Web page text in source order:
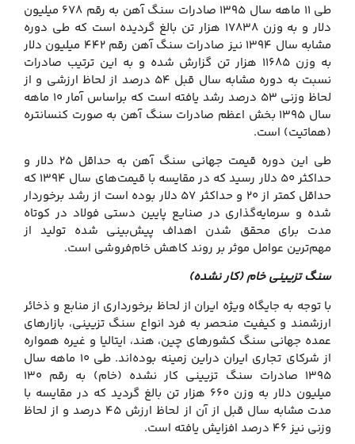
طی ۱۱ ماهه سال ۱۳۹۵ صادرات سنگ آهن به رقم ۶۷۸ میلیون
دلار و به وزن ۱۷۸۳۸ هزار تن بالغ گردیده است که طی دوره
مشابه سال ۱۳۹۴ نیز صادرات سنگ آهن رقم ۴۴۲ میلیون دلار
به وزن ۱۱۶۸۵ هزار تن گزارش شده و به این ترتیب صادرات
نسبت به دوره مشابه سال قبل ۵۴ درصد از لحاظ ارزشی و از
لحاظ وزنی ۵۳ درصد رشد یافته است که براساس آمار ۱۰ ماهه
سال ۱۳۹۵ بخش اعظم صادرات سنگ آهن به صورت کنسانتره
(هماتیت) است.
طی این دوره قیمت جهانی سنگ آهن به حداقل ۲۵ دلار و
حداکثر ۵۰ دلار رسید که در مقایسه با قیمت‌های سال ۱۳۹۴ که
حداقل کمتر از ۲۰ و حداکثر ۵۷ دلار بوده است از رشد برخوردار
شده و سرمایه‌گذاری در صنایع پایین دستی فولاد در کوتاه
مدت برای محقق شدن اهداف پیش‌بینی شده تولید از
مهم‌ترین عوامل موثر بر روند کاهش خام‌فروشی است.
سنگ تزیینی خام (کار نشده)
با توجه به جایگاه ویژه ایران از لحاظ برخورداری از منابع و ذخائر
ارزشمند و کیفیت منحصر به فرد انواع سنگ تزیینی، بازارهای
عمده جهانی سنگ کشورهای چین، هند، ایتالیا و غیره همواره
از شرکای تجاری ایران دراین زمینه بوده‌اند. طی ۱۰ ماهه سال
۱۳۹۵ صادرات سنگ تزیینی کار نشده (خام) به رقم ۱۳۰
میلیون دلار به وزن ۶۶۰ هزار تن بالغ گردید که در مقایسه با
مدت مشابه سال قبل از آن از لحاظ ارزش ۴۵ درصد و از لحاظ
وزنی نیز ۴۶ درصد افزایش یافته است.